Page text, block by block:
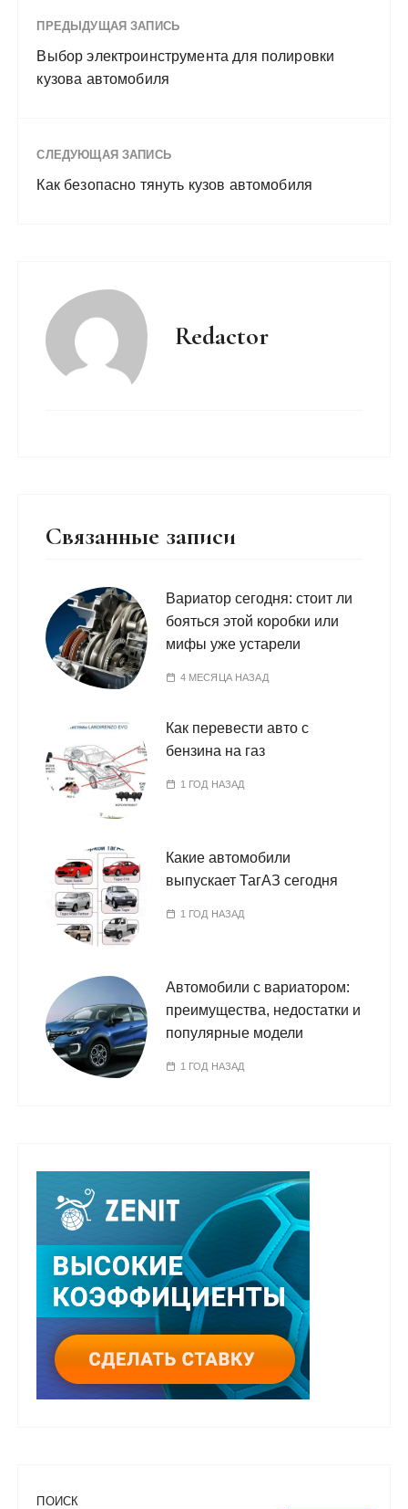
ПРЕДЫДУЩАЯ ЗАПИСЬ
Выбор электроинструмента для полировки
кузова автомобиля
СЛЕДУЮЩАЯ ЗАПИСЬ
Как безопасно тянуть кузов автомобиля
Redactor
Связанные записи
Вариатор сегодня: стоит ли
бояться этой коробки или
мифы уже устарели
4 МЕСЯЦА НАЗАД
Как перевести авто с
бензина на газ
1 ГОД НАЗАД
Какие автомобили
выпускает ТагАЗ сегодня
1 ГОД НАЗАД
Автомобили с вариатором:
преимущества, недостатки и
популярные модели
1 ГОД НАЗАД
ПОИСК